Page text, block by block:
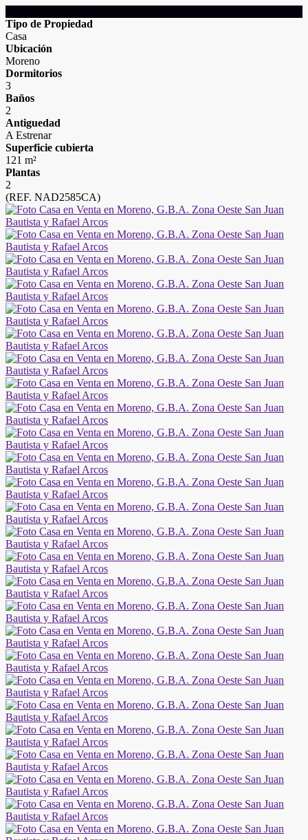
Tipo de Propiedad
Casa
Ubicación
Moreno
Dormitorios
3
Baños
2
Antiguedad
A Estrenar
Superficie cubierta
121 m²
Plantas
2
(REF. NAD2585CA)